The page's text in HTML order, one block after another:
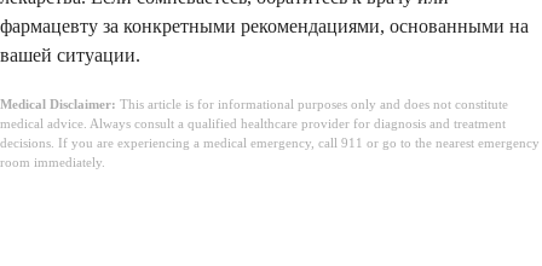
фармацевту за конкретными рекомендациями, основанными на
вашей ситуации.
Medical Disclaimer: This article is for informational purposes only and does not constitute
medical advice. Always consult a qualified healthcare provider for diagnosis and treatment
decisions. If you are experiencing a medical emergency, call 911 or go to the nearest emergency
room immediately.